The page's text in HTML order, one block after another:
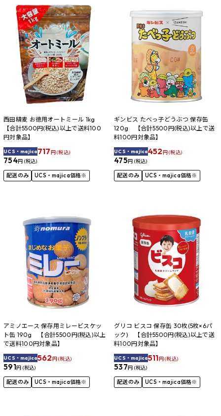
西田精麦 お徳用オートミール 1kg
【合計5500円(税込)以上で送料100
円対象品】
UCS・majica717円 (税込)
754円 (税込)
配送のみ UCS・majica価格※
ギンビス たべっ子どうぶつ 保存缶
120g 【合計5500円(税込)以上で送
料100円対象品】
UCS・majica452円 (税込)
475円 (税込)
配送のみ UCS・majica価格※
アミノエース 保存用ミレービスケッ
ト缶 190g 【合計5500円(税込)以上
で送料100円対象品】
UCS・majica562円 (税込)
591円 (税込)
配送のみ UCS・majica価格※
グリコ ビスコ 保存缶 30枚(5枚×6パ
ック) 【合計5500円(税込)以上で送
料100円対象品】
UCS・majica511円 (税込)
537円 (税込)
配送のみ UCS・majica価格※